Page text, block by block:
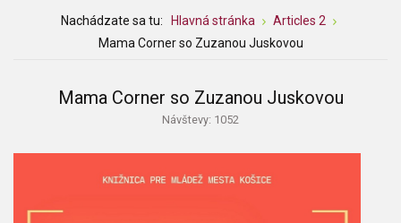
Nachádzate sa tu: Hlavná stránka
Articles 2
Mama Corner so Zuzanou Juskovou
Mama Corner so Zuzanou Juskovou
Návštevy: 1052